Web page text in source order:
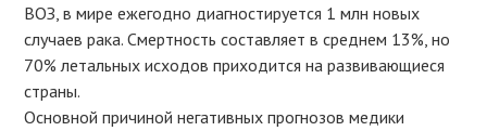
ВОЗ, в мире ежегодно диагностируется 1 млн новых
случаев рака. Смертность составляет в среднем 13%, но
70% летальных исходов приходится на развивающиеся
страны.
Основной причиной негативных прогнозов медики